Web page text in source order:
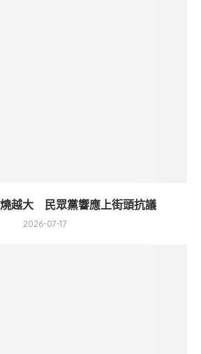
越大 民眾黨響應上街頭抗議
2026-07-17